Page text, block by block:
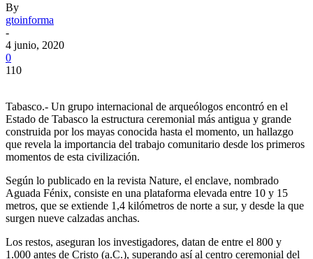
By
gtoinforma
-
4 junio, 2020
0
110
Tabasco.- Un grupo internacional de arqueólogos encontró en el
Estado de Tabasco la estructura ceremonial más antigua y grande
construida por los mayas conocida hasta el momento, un hallazgo
que revela la importancia del trabajo comunitario desde los primeros
momentos de esta civilización.
Según lo publicado en la revista Nature, el enclave, nombrado
Aguada Fénix, consiste en una plataforma elevada entre 10 y 15
metros, que se extiende 1,4 kilómetros de norte a sur, y desde la que
surgen nueve calzadas anchas.
Los restos, aseguran los investigadores, datan de entre el 800 y
1.000 antes de Cristo (a.C.), superando así al centro ceremonial del